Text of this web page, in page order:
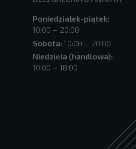
Poniedziałek-piątek:
10:00 – 20:00
Sobota: 10:00 – 20:00
Niedziela (handlowa):
10:00 – 18:00